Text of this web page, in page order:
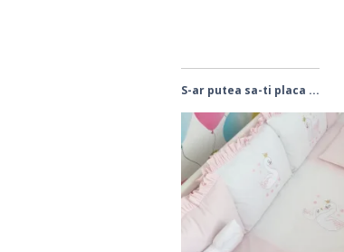
S-ar putea sa-ti placa ...